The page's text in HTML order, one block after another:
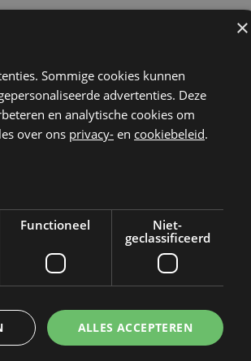
×
Sommige cookies kunnen
advertenties. Deze
en analytische cookies om
over ons privacy- en cookiebeleid.
Functioneel
Niet-
geclassificeerd
ALLES ACCEPTEREN